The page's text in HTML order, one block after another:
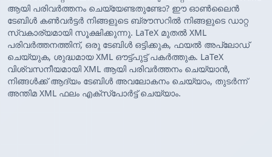
ആയി പരിവർത്തനം ചെയ്യേണ്ടതുണ്ടോ? ഈ ഓൺലൈൻ
ടേബിൾ കൺവർട്ടർ നിങ്ങളുടെ ബ്രൗസറിൽ നിങ്ങളുടെ ഡാറ്റ
സ്വകാര്യമായി സൂക്ഷിക്കുന്നു. LaTeX മുതൽ XML
പരിവർത്തനത്തിന്, ഒരു ടേബിൾ ഒട്ടിക്കുക, ഫയൽ അപ്‌ലോഡ്
ചെയ്യുക, ശുദ്ധമായ XML ഔട്ട്‌പുട്ട് പകർത്തുക. LaTeX
വിശ്വസനീയമായി XML ആയി പരിവർത്തനം ചെയ്യാൻ,
നിങ്ങൾക്ക് ആദ്യം ടേബിൾ അവലോകനം ചെയ്യാം, തുടർന്ന്
അന്തിമ XML ഫലം എക്സ്‌പോർട്ട് ചെയ്യാം.